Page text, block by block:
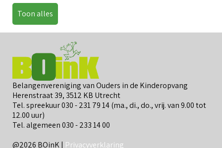
Toon alles
Belangenvereniging van Ouders in de Kinderopvang
Herenstraat 39, 3512 KB Utrecht
Tel. spreekuur 030 - 231 79 14 (ma., di., do., vrij. van 9.00 tot
12.00 uur)
Tel. algemeen 030 - 233 14 00
@2026 BOinK | Privacyverklaring